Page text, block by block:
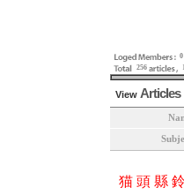
0
256
View Articles
猫 頭 縣